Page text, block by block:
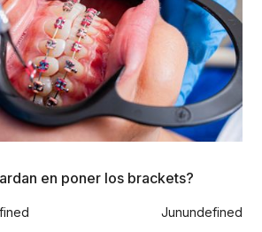
en poner los brackets?
Junundefined